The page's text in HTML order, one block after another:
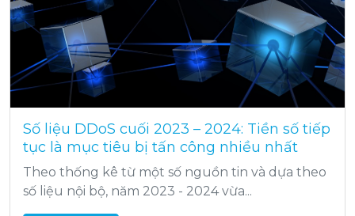
Số liệu DDoS cuối 2023 – 2024: Tiền số tiếp
tục là mục tiêu bị tấn công nhiều nhất
Theo thống kê từ một số nguồn tin và dựa theo
số liệu nội bộ, năm 2023 - 2024 vừa...